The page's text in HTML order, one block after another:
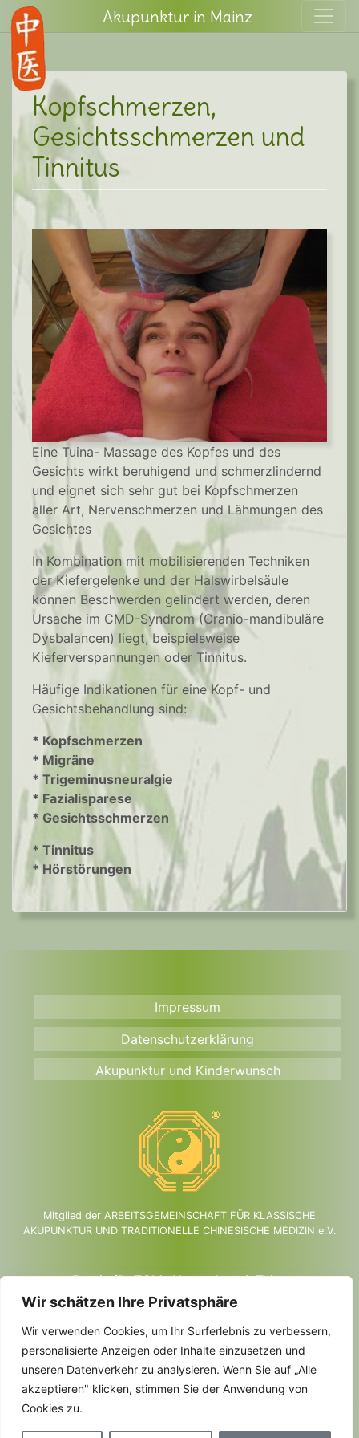
Wir schätzen Ihre Privatsphäre
Wir verwenden Cookies, um Ihr Surferlebnis zu verbessern,
personalisierte Anzeigen oder Inhalte einzusetzen und
unseren Datenverkehr zu analysieren. Wenn Sie auf „Alle
akzeptieren" klicken, stimmen Sie der Anwendung von
Cookies zu.
Skip
to
content
Akupunktur in Mainz
Kopfschmerzen,
Gesichtsschmerzen und
Tinnitus
Eine Tuina- Massage des Kopfes und des
Gesichts wirkt beruhigend und schmerzlindernd
und eignet sich sehr gut bei Kopfschmerzen
aller Art, Nervenschmerzen und Lähmungen des
Gesichtes
In Kombination mit mobilisierenden Techniken
der Kiefergelenke und der Halswirbelsäule
können Beschwerden gelindert werden, deren
Ursache im CMD-Syndrom (Cranio-mandibuläre
Dysbalancen) liegt, beispielsweise
Kieferverspannungen oder Tinnitus.
Häufige Indikationen für eine Kopf- und
Gesichtsbehandlung sind:
* Kopfschmerzen
* Migräne
* Trigeminusneuralgie
* Fazialisparese
* Gesichtsschmerzen
* Tinnitus
* Hörstörungen
Impressum
Datenschutzerklärung
Akupunktur und Kinderwunsch
Mitglied der ARBEITSGEMEINSCHAFT FÜR KLASSISCHE
AKUPUNKTUR UND TRADITIONELLE CHINESISCHE MEDIZIN e.V.
Praxis für TCM, Akupunktur & Tuina
Martina Belovsky
Weißliliengasse 17, 55116 Mainz
Tel.: 06131 1432215
Mobil: 0157 50768252
© 2026 -Akupunktur in Mainz